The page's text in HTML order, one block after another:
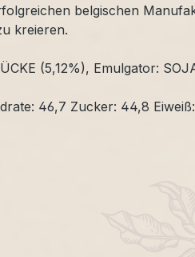
belgischen
kreieren.
(5,12%), Emulgator:
46,7 Zucker: 44,8 Eiweiß: